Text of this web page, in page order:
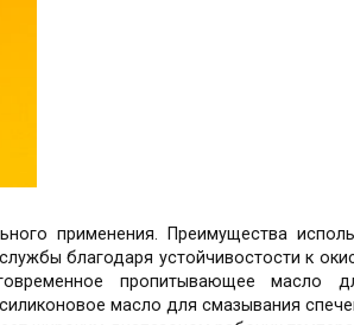
применения. Преимущества
благодаря устойчивостости к
пропитывающее
масло для смазывания